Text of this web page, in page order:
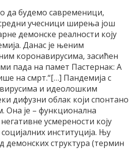
да будемо савременици,
учесници ширења још
демонске реалности коју
Данас је њеним
коронавирусима, засићен
пада на памет Пастернак: А
на смрт.“[…] Пандемија с
и идеолошким
дифузни облак који спонтано
Она је – функционална
усмерености коју
институција. Њу
демонских структура (термин